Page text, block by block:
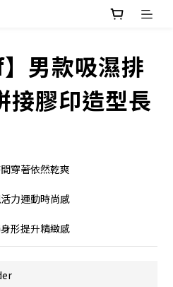
男款吸濕排
接膠印造型長
穿著依然乾爽
力運動時尚感
形提升精緻感